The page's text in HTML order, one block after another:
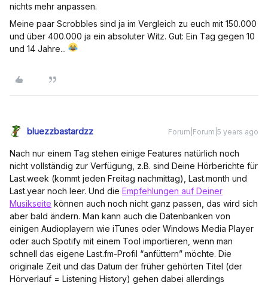
nichts mehr anpassen.
Meine paar Scrobbles sind ja im Vergleich zu euch mit 150.000
und über 400.000 ja ein absoluter Witz. Gut: Ein Tag gegen 10
und 14 Jahre...
bluezzbastardzz Forum|Forum|5 years ago
Nach nur einem Tag stehen einige Features natürlich noch
nicht vollständig zur Verfügung, z.B. sind Deine Hörberichte für
Last.week (kommt jeden Freitag nachmittag), Last.month und
Last.year noch leer. Und die Empfehlungen auf Deiner
Musikseite können auch noch nicht ganz passen, das wird sich
aber bald ändern. Man kann auch die Datenbanken von
einigen Audioplayern wie iTunes oder Windows Media Player
oder auch Spotify mit einem Tool importieren, wenn man
schnell das eigene Last.fm-Profil “anfüttern” möchte. Die
originale Zeit und das Datum der früher gehörten Titel (der
Hörverlauf = Listening History) gehen dabei allerdings